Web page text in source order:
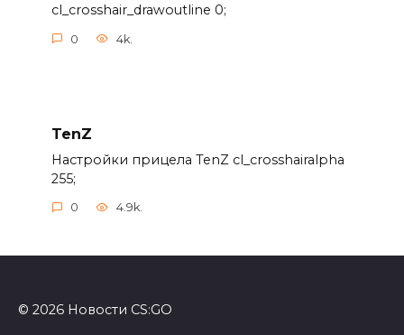
cl_crosshair_drawoutline 0;
0 4k.
TenZ
Настройки прицела TenZ cl_crosshairalpha
255;
0 4.9k.
© 2026 Новости CS:GO